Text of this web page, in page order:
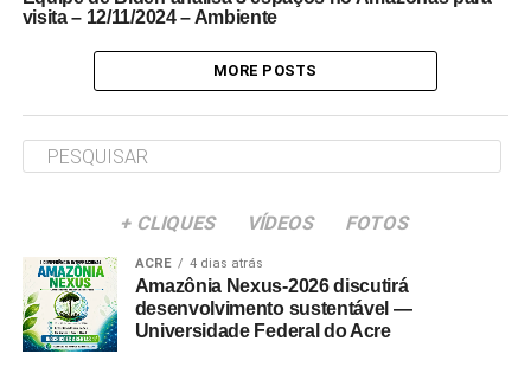
visita – 12/11/2024 – Ambiente
MORE POSTS
+ CLIQUES VÍDEOS FOTOS
ACRE 4 dias atrás
Amazônia Nexus-2026 discutirá
desenvolvimento sustentável —
Universidade Federal do Acre